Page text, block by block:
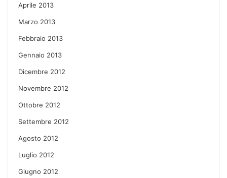
Aprile 2013
Marzo 2013
Febbraio 2013
Gennaio 2013
Dicembre 2012
Novembre 2012
Ottobre 2012
Settembre 2012
Agosto 2012
Luglio 2012
Giugno 2012